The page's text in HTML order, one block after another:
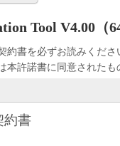
Tool V4.00（
約書を必ずお読みくださ
本許諾書に同意された
約書